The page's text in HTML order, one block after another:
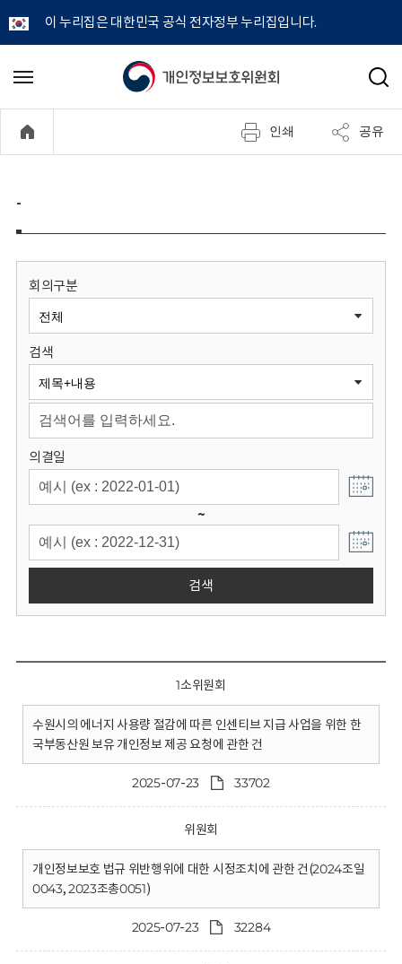
이 누리집은 대한민국 공식 전자정부 누리집입니다.
개
정
보
원
회
메
기
검
인쇄 공유
-
회의구분
검색
의결일
~
검색
1소위원회
수원시의 에너지 사용량 절감에 따른 인센티브 지급 사업을 위한 한
국부동산원 보유 개인정보 제공 요청에 관한 건
2025-07-23 33702
위원회
개인정보보호 법규 위반행위에 대한 시정조치에 관한 건(2024조일
0043, 2023조총0051)
2025-07-23 32284